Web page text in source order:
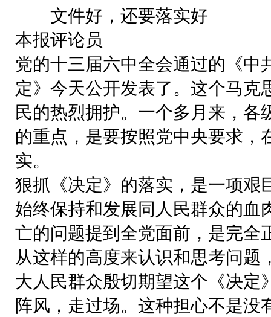
文件好，还要落实好
本报评论员
党的十三届六中全会通过的《中
定》今天公开发表了。这个马克
民的热烈拥护。一个多月来，
的重点，是要按照党中央要求，
实。
狠抓《决定》的落实，是一项艰
始终保持和发展同人民群众的血
亡的问题提到全党面前，是完全
从这样的高度来认识和思考问题
大人民群众殷切期望这个《决定
阵风，走过场。这种担心不是没